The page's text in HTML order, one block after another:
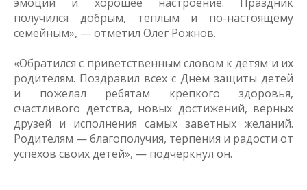
получился добрым, тёплым и по-настоящему
семейным», — отметил Олег Рожнов.
«Обратился с приветственным словом к детям и их
родителям. Поздравил всех с Днём защиты детей
и пожелал ребятам крепкого здоровья,
счастливого детства, новых достижений, верных
друзей и исполнения самых заветных желаний.
Родителям — благополучия, терпения и радости от
успехов своих детей», — подчеркнул он.